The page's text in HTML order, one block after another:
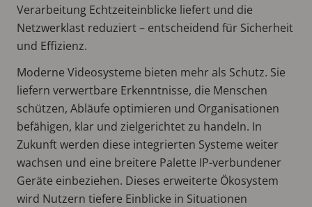
Verarbeitung Echtzeiteinblicke liefert und die
Netzwerklast reduziert – entscheidend für Sicherheit
und Effizienz.
Moderne Videosysteme bieten mehr als Schutz. Sie
liefern verwertbare Erkenntnisse, die Menschen
schützen, Abläufe optimieren und Organisationen
befähigen, klar und zielgerichtet zu handeln. In
Zukunft werden diese integrierten Systeme weiter
wachsen und eine breitere Palette IP-verbundener
Geräte einbeziehen. Dieses erweiterte Ökosystem
wird Nutzern tiefere Einblicke in Situationen